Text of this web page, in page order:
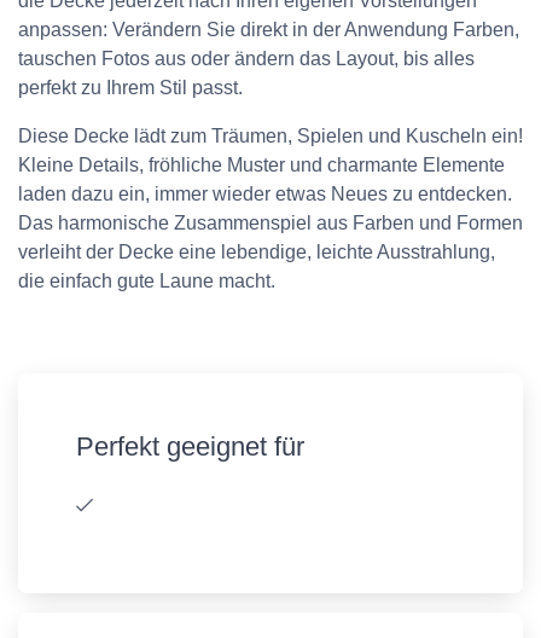
anpassen: Verändern Sie direkt in der Anwendung Farben,
tauschen Fotos aus oder ändern das Layout, bis alles
perfekt zu Ihrem Stil passt.
Diese Decke lädt zum Träumen, Spielen und Kuscheln ein!
Kleine Details, fröhliche Muster und charmante Elemente
laden dazu ein, immer wieder etwas Neues zu entdecken.
Das harmonische Zusammenspiel aus Farben und Formen
verleiht der Decke eine lebendige, leichte Ausstrahlung,
die einfach gute Laune macht.
Perfekt geeignet für